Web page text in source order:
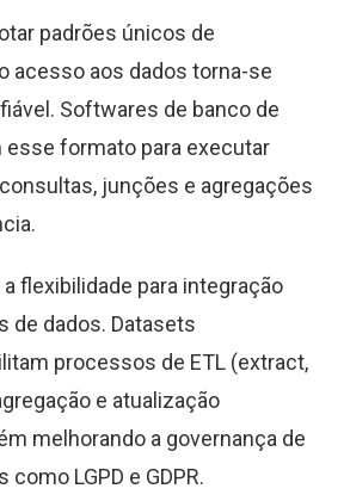
padrões únicos de
acesso aos dados torna-se
Softwares de banco de
esse formato para executar
junções e agregações
flexibilidade para integração
de dados. Datasets
processos de ETL (extract,
e atualização
melhorando a governança de
LGPD e GDPR.